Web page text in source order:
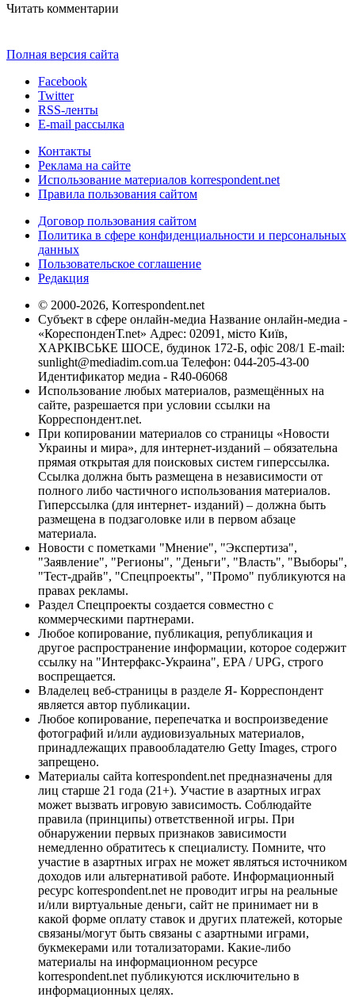
Читать комментарии
Полная версия сайта
Facebook
Twitter
RSS-ленты
E-mail рассылка
Контакты
Реклама на сайте
Использование материалов korrespondent.net
Правила пользования сайтом
Договор пользования сайтом
Политика в сфере конфиденциальности и персональных
данных
Пользовательское соглашение
Редакция
© 2000-2026, Korrespondent.net
Субъект в сфере онлайн-медиа Название онлайн-медиа -
«КореспонденТ.net» Адрес: 02091, місто Київ,
ХАРКІВСЬКЕ ШОСЕ, будинок 172-Б, офіс 208/1 E-mail:
sunlight@mediadim.com.ua Телефон: 044-205-43-00
Идентификатор медиа - R40-06068
Использование любых материалов, размещённых на
сайте, разрешается при условии ссылки на
Корреспондент.net.
При копировании материалов со страницы «Новости
Украины и мира», для интернет-изданий – обязательна
прямая открытая для поисковых систем гиперссылка.
Ссылка должна быть размещена в независимости от
полного либо частичного использования материалов.
Гиперссылка (для интернет- изданий) – должна быть
размещена в подзаголовке или в первом абзаце
материала.
Новости с пометками "Мнение", "Экспертиза",
"Заявление", "Регионы", "Деньги", "Власть", "Выборы",
"Тест-драйв", "Спецпроекты", "Промо" публикуются на
правах рекламы.
Раздел Спецпроекты создается совместно с
коммерческими партнерами.
Любое копирование, публикация, републикация и
другое распространение информации, которое содержит
ссылку на "Интерфакс-Украина", EPA / UPG, строго
воспрещается.
Владелец веб-страницы в разделе Я- Корреспондент
является автор публикации.
Любое копирование, перепечатка и воспроизведение
фотографий и/или аудиовизуальных материалов,
принадлежащих правообладателю Getty Images, строго
запрещено.
Материалы сайта korrespondent.net предназначены для
лиц старше 21 года (21+). Участие в азартных играх
может вызвать игровую зависимость. Соблюдайте
правила (принципы) ответственной игры. При
обнаружении первых признаков зависимости
немедленно обратитесь к специалисту. Помните, что
участие в азартных играх не может являться источником
доходов или альтернативой работе. Информационный
ресурс korrespondent.net не проводит игры на реальные
и/или виртуальные деньги, сайт не принимает ни в
какой форме оплату ставок и других платежей, которые
связаны/могут быть связаны с азартными играми,
букмекерами или тотализаторами. Какие-либо
материалы на информационном ресурсе
korrespondent.net публикуются исключительно в
информационных целях.